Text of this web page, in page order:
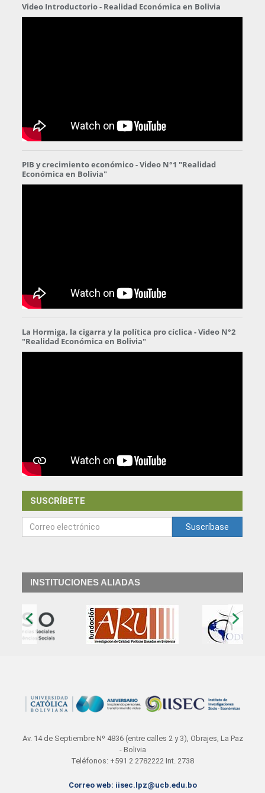
Video Introductorio - Realidad Económica en Bolivia
PIB y crecimiento económico - Video N°1 "Realidad
Económica en Bolivia"
La Hormiga, la cigarra y la política pro cíclica - Video N°2
"Realidad Económica en Bolivia"
SUSCRÍBETE
Suscríbase
INSTITUCIONES ALIADAS
Av. 14 de Septiembre Nº 4836 (entre calles 2 y 3), Obrajes, La Paz
- Bolivia
Teléfonos: +591 2 2782222 Int. 2738
Correo web: iisec.lpz@ucb.edu.bo